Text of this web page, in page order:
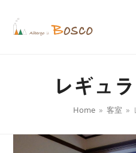
レギュ
Home » 客室 »